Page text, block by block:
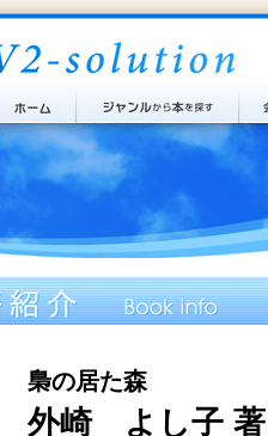
梟の居た森
外崎 よし子 著